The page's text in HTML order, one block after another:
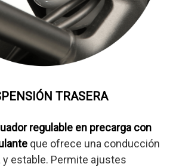
TRASERA
regulable en precarga con
que ofrece una conducción
y estable. Permite ajustes